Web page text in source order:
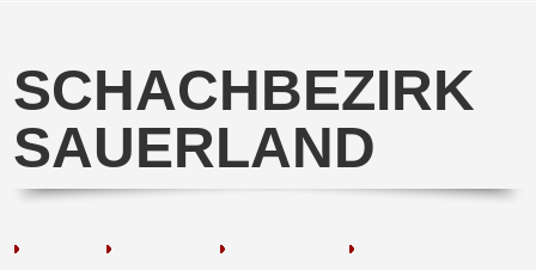
SCHACHBEZIRK
SAUERLAND